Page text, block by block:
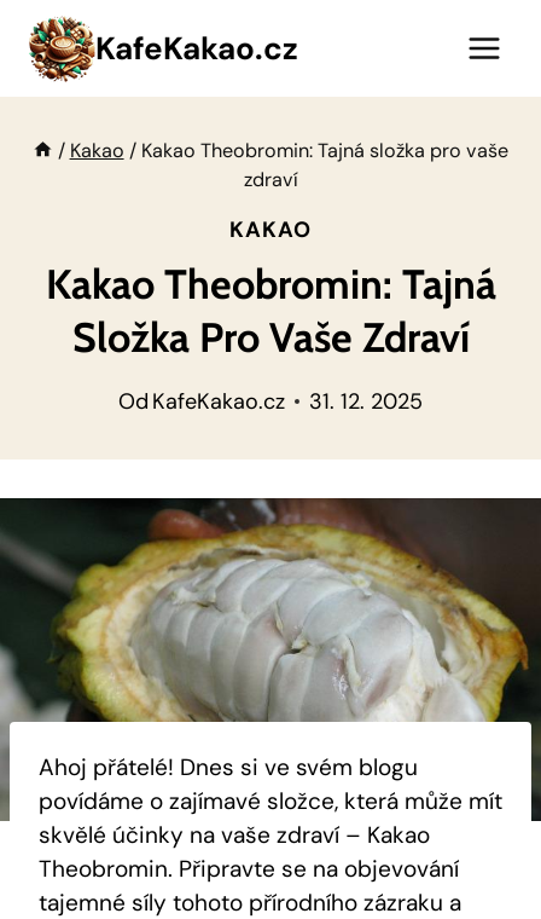
Přeskočit
obsah
KafeKakao.cz
/ Kakao / Kakao Theobromin: Tajná složka pro vaše
zdraví
KAKAO
Kakao Theobromin: Tajná
Složka Pro Vaše Zdraví
Od KafeKakao.cz 31. 12. 2025
Ahoj přátelé! Dnes si ve svém blogu
povídáme o zajímavé složce, ​která může​ mít
skvělé účinky na vaše zdraví – Kakao
Theobromin. Připravte se na objevování
tajemné síly tohoto přírodního zázraku a